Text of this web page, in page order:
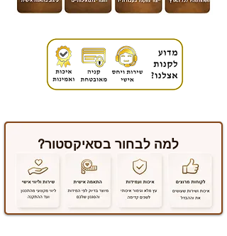
למה לבחור בסאיקסטור?